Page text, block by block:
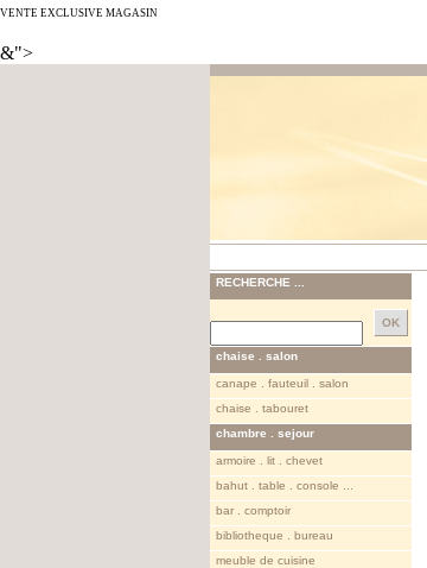
VENTE EXCLUSIVE MAGASIN
&">
RECHERCHE ...
chaise . salon
canape . fauteuil . salon
chaise . tabouret
chambre . sejour
armoire . lit . chevet
bahut . table . console ...
bar . comptoir
bibliotheque . bureau
meuble de cuisine